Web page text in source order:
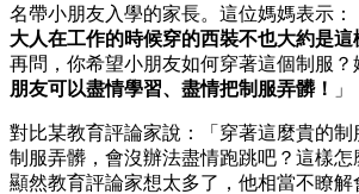
名帶小朋友入學的家長。這位媽媽表示：
大人在工作的時候穿的西裝不也大約是這
再問，你希望小朋友如何穿著這個制服？
朋友可以盡情學習、盡情把制服弄髒！
」
對比某教育評論家說：「穿著這麼貴的
制服弄髒，會沒辦法盡情跑跳吧？這樣怎
顯然教育評論家想太多了，他相當不瞭